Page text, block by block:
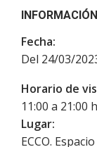
INFORMACIÓN
Fecha:
Del 24/03/
Horario de
11:00 a 21:00 h
Lugar:
ECCO.